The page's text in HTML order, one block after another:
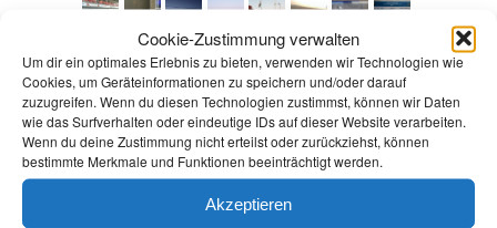
Cookie-Zustimmung verwalten
Um dir ein optimales Erlebnis zu bieten, verwenden wir Technologien wie
Cookies, um Geräteinformationen zu speichern und/oder darauf
zuzugreifen. Wenn du diesen Technologien zustimmst, können wir Daten
wie das Surfverhalten oder eindeutige IDs auf dieser Website verarbeiten.
Wenn du deine Zustimmung nicht erteilst oder zurückziehst, können
bestimmte Merkmale und Funktionen beeinträchtigt werden.
Akzeptieren